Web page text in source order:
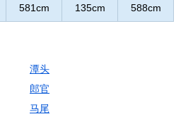
581cm 135cm 588cm
潭头
郎官
马尾